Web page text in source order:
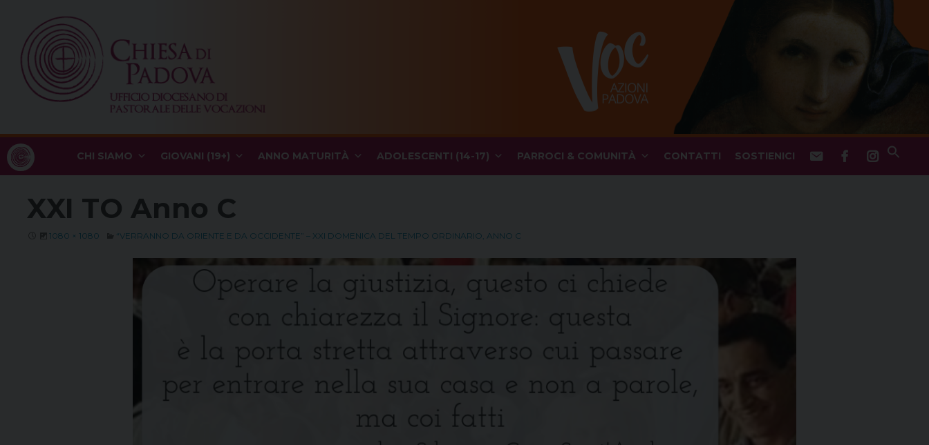
content
CHI SIAMO GIOVANI (19+) ANNO MATURITÀ ADOLESCENTI (14-17) PARROCI & COMUNITÀ CONTATTI SOSTIENICI
XXI TO Anno C
1080 × 1080 “VERRANNO DA ORIENTE E DA OCCIDENTE” – XXI DOMENICA DEL TEMPO ORDINARIO, ANNO C